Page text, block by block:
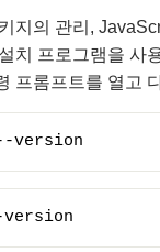
지의 관리,
치 프로그램을 사
프롬프트를 열고
version
version